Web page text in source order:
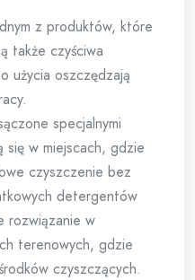
z produktów, które
także czyściwa
użycia oszczędzają
specjalnymi
się w miejscach, gdzie
czyszczenie bez
detergentów
rozwiązanie w
terenowych, gdzie
czyszczących.